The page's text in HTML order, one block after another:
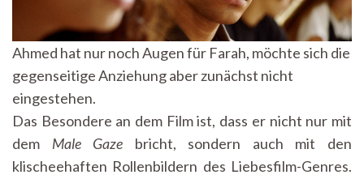
Ahmed hat nur noch Augen für Farah, möchte sich die
gegenseitige Anziehung aber zunächst nicht
eingestehen.
Das Besondere an dem Film ist, dass er nicht nur mit
dem Male Gaze bricht, sondern auch mit den
klischeehaften Rollenbildern des Liebesfilm-Genres.